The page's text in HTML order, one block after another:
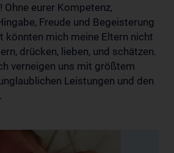
eurer Kompetenz,
Freude und Begeisterung
könnten mich meine Eltern nicht
drücken, lieben, und schätzen.
verneigen uns mit größtem
Leistungen und den